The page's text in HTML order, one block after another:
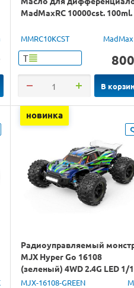
MadMaxRC 10000cst. 100ml.
MMRC10KCST
Т 800
В
новинка
Радиоуправляемый
MJX Hyper Go 16108
(зеленый) 4WD 2.4G LED 1/
RTR
MJX-16108-GREEN